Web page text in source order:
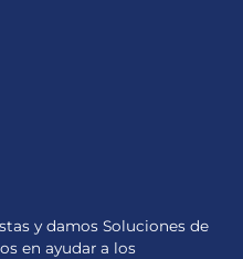
y damos Soluciones de
en ayudar a los